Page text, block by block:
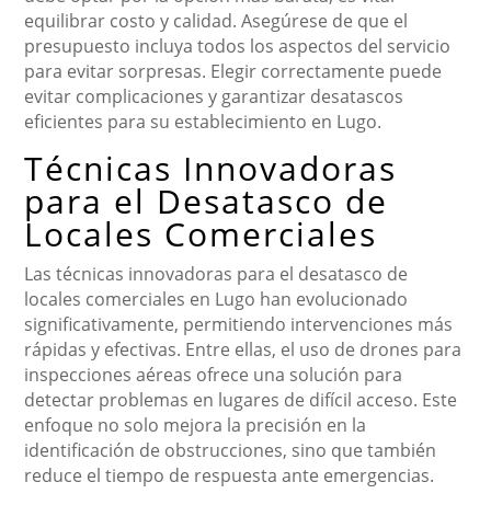
equilibrar costo y calidad. Asegúrese de que el
presupuesto incluya todos los aspectos del servicio
para evitar sorpresas. Elegir correctamente puede
evitar complicaciones y garantizar desatascos
eficientes para su establecimiento en Lugo.
Técnicas Innovadoras
para el Desatasco de
Locales Comerciales
Las técnicas innovadoras para el desatasco de
locales comerciales en Lugo han evolucionado
significativamente, permitiendo intervenciones más
rápidas y efectivas. Entre ellas, el uso de drones para
inspecciones aéreas ofrece una solución para
detectar problemas en lugares de difícil acceso. Este
enfoque no solo mejora la precisión en la
identificación de obstrucciones, sino que también
reduce el tiempo de respuesta ante emergencias.